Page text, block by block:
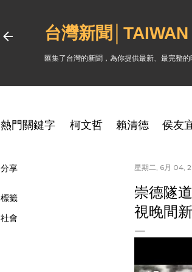
台灣新聞
匯集了台灣的新聞，為你提供最新、最完整的
熱門關鍵字 柯文哲 賴清德 侯友
分享
標籤
社會
星期二, 6月 04,
崇德隧
視晚間